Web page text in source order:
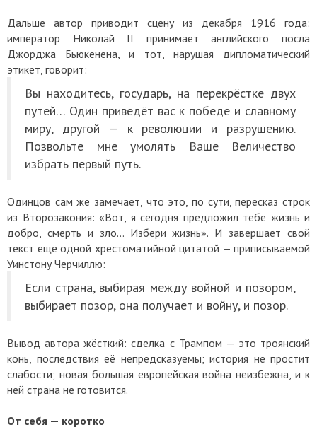
Дальше автор приводит сцену из декабря 1916 года:
император Николай II принимает английского посла
Джорджа Бьюкенена, и тот, нарушая дипломатический
этикет, говорит:
Вы находитесь, государь, на перекрёстке двух
путей… Один приведёт вас к победе и славному
миру, другой — к революции и разрушению.
Позвольте мне умолять Ваше Величество
избрать первый путь.
Одинцов сам же замечает, что это, по сути, пересказ строк
из Второзакония: «Вот, я сегодня предложил тебе жизнь и
добро, смерть и зло… Избери жизнь». И завершает свой
текст ещё одной хрестоматийной цитатой — приписываемой
Уинстону Черчиллю:
Если страна, выбирая между войной и позором,
выбирает позор, она получает и войну, и позор.
Вывод автора жёсткий: сделка с Трампом — это троянский
конь, последствия её непредсказуемы; история не простит
слабости; новая большая европейская война неизбежна, и к
ней страна не готовится.
От себя — коротко